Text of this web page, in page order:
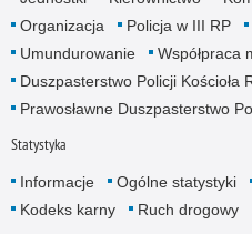
Organizacja
Policja w III RP
Umundurowanie
Współpraca
Duszpasterstwo Policji Kościoła
Prawosławne Duszpasterstwo
Statystyka
Informacje Ogólne statystyki
Kodeks karny
Ruch drogowy